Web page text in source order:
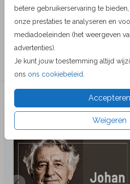
betere gebruikerservaring te
onze prestaties te analyseren en
mediadoeleinden (het weergeven
advertenties).
Je kunt jouw toestemming altijd
ons ons cookiebeleid
Accepteren
Weigeren
Designer
Collectie
Veel gekozen producten